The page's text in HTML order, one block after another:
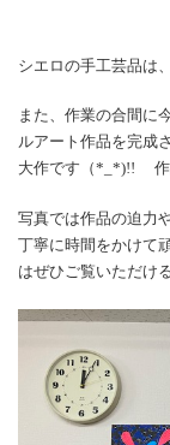
シエロの手工芸品は
また、作業の合間に
ルアート作品を完成
大作です（*_*)!! 作
写真では作品の迫力
丁寧に時間をかけて
はぜひご覧いただけ